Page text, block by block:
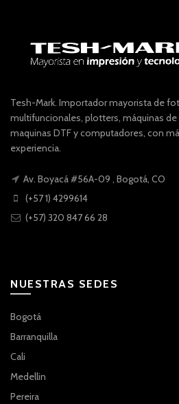
Tesh-Mark. Importador mayorista de
multifuncionales, plotters, máquinas de
maquinas DTF y computadores, con
experiencia.
Av. Boyacá #56A-09 , Bogotá, CO
(+57 1) 4299614
(+57) 320 847 66 28
NUESTRAS SEDES
Bogotá
Barranquilla
Cali
Medellin
Pereira